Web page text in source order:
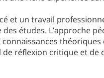
et un travail
études. L’approche
théoriques
réflexion critique et de